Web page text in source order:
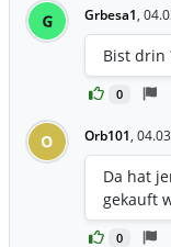
G Grbesa1,
0
Bist drin
O Orb101,
0
Da hat
gekauft